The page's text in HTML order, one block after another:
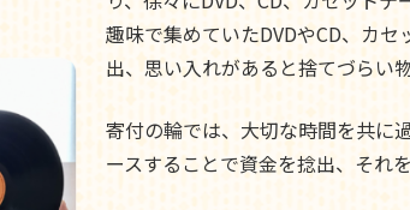
趣味で集めていたDVDやCD、カ
出、思い入れがあると捨てづらい
寄付の輪では、大切な時間を共に
ースすることで資金を捻出、それ